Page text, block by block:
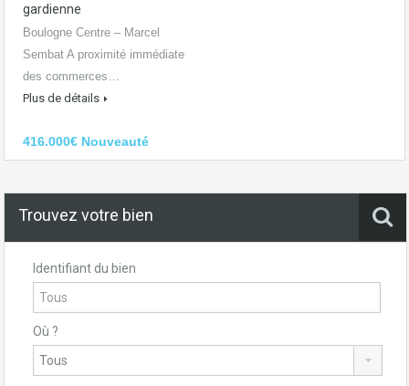
gardienne
Boulogne Centre – Marcel
Sembat A proximité immédiate
des commerces…
Plus de détails
416.000€ Nouveauté
Trouvez votre bien
Identifiant du bien
Où ?